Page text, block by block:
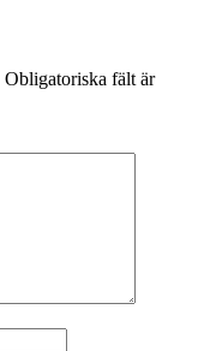
Obligatoriska fält är